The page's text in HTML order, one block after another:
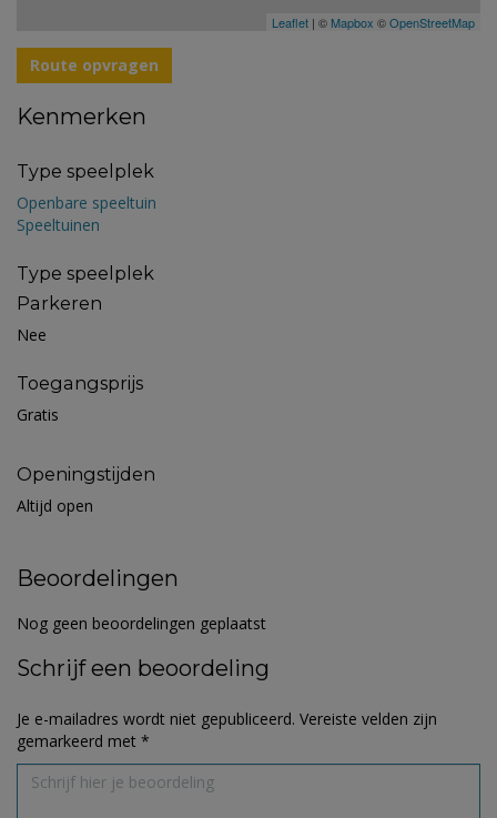
Leaflet | © Mapbox ©OpenStreetMap
Route opvragen
Kenmerken
Type speelplek
Openbare speeltuin
Speeltuinen
Type speelplek
Parkeren
Nee
Toegangsprijs
Gratis
Openingstijden
Altijd open
Beoordelingen
Nog geen beoordelingen geplaatst
Schrijf een beoordeling
Je e-mailadres wordt niet gepubliceerd. Vereiste velden zijn
gemarkeerd met *